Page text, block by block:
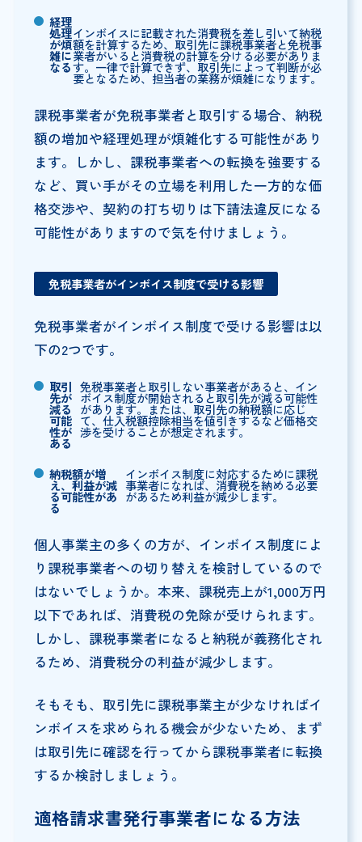
経理
処理
が煩
雑に
なる
インボイスに記載された消費税を差し引いて納税
額を計算するため、取引先に課税事業者と免税事
業者がいると消費税の計算を分ける必要がありま
す。一律で計算できず、取引先によって判断が必
要となるため、担当者の業務が煩雑になります。
課税事業者が免税事業者と取引する場合、納税
額の増加や経理処理が煩雑化する可能性があり
ます。しかし、課税事業者への転換を強要する
など、買い手がその立場を利用した一方的な価
格交渉や、契約の打ち切りは下請法違反になる
可能性がありますので気を付けましょう。
免税事業者がインボイス制度で受ける影響
免税事業者がインボイス制度で受ける影響は以
下の2つです。
取引
先が
減る
可能
性が
ある
免税事業者と取引しない事業者があると、イン
ボイス制度が開始されると取引先が減る可能性
があります。または、取引先の納税額に応じ
て、仕入税額控除相当を値引きするなど価格交
渉を受けることが想定されます。
納税額が増
え、利益が減
る可能性があ
る
インボイス制度に対応するために課税
事業者になれば、消費税を納める必要
があるため利益が減少します。
個人事業主の多くの方が、インボイス制度によ
り課税事業者への切り替えを検討しているので
はないでしょうか。本来、課税売上が1,000万円
以下であれば、消費税の免除が受けられます。
しかし、課税事業者になると納税が義務化され
るため、消費税分の利益が減少します。
そもそも、取引先に課税事業主が少なければイ
ンボイスを求められる機会が少ないため、まず
は取引先に確認を行ってから課税事業者に転換
するか検討しましょう。
適格請求書発行事業者になる方法